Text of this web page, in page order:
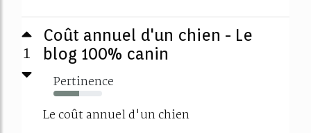
1
Coût annuel d'un chien - Le
blog 100% canin
Pertinence
53%
Le coût annuel d'un chien